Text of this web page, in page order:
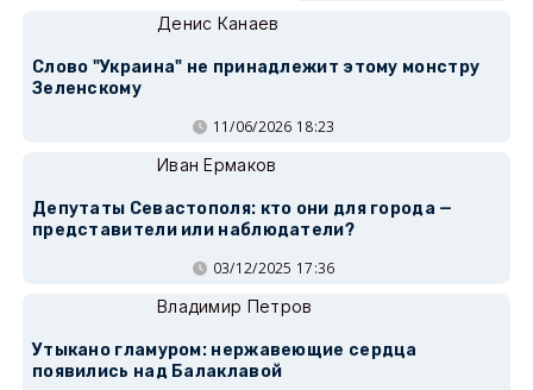
Денис Канаев
Слово "Украина" не принадлежит этому монстру
Зеленскому
11/06/2026 18:23
Иван Ермаков
Депутаты Севастополя: кто они для города —
представители или наблюдатели?
03/12/2025 17:36
Владимир Петров
Утыкано гламуром: нержавеющие сердца
появились над Балаклавой